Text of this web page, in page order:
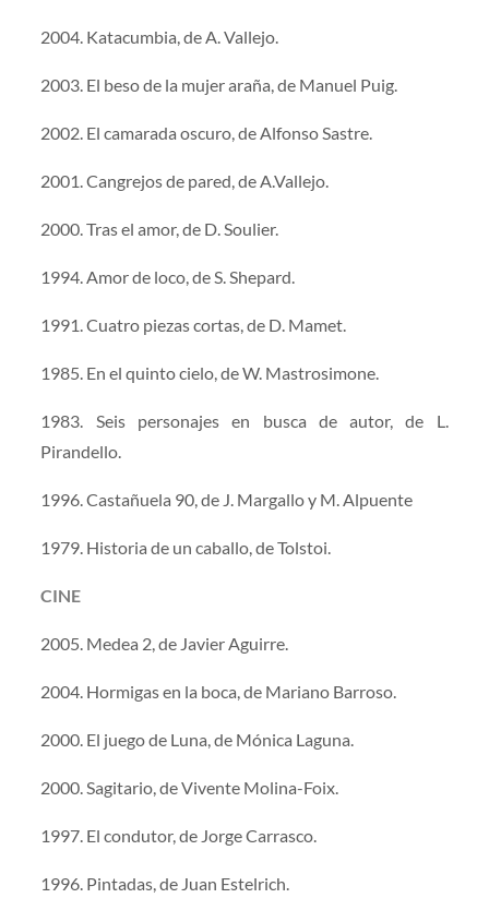
2004. Katacumbia, de A. Vallejo.
2003. El beso de la mujer araña, de Manuel Puig.
2002. El camarada oscuro, de Alfonso Sastre.
2001. Cangrejos de pared, de A.Vallejo.
2000. Tras el amor, de D. Soulier.
1994. Amor de loco, de S. Shepard.
1991. Cuatro piezas cortas, de D. Mamet.
1985. En el quinto cielo, de W. Mastrosimone.
1983. Seis personajes en busca de autor, de L.
Pirandello.
1996. Castañuela 90, de J. Margallo y M. Alpuente
1979. Historia de un caballo, de Tolstoi.
CINE
2005. Medea 2, de Javier Aguirre.
2004. Hormigas en la boca, de Mariano Barroso.
2000. El juego de Luna, de Mónica Laguna.
2000. Sagitario, de Vivente Molina-Foix.
1997. El condutor, de Jorge Carrasco.
1996. Pintadas, de Juan Estelrich.